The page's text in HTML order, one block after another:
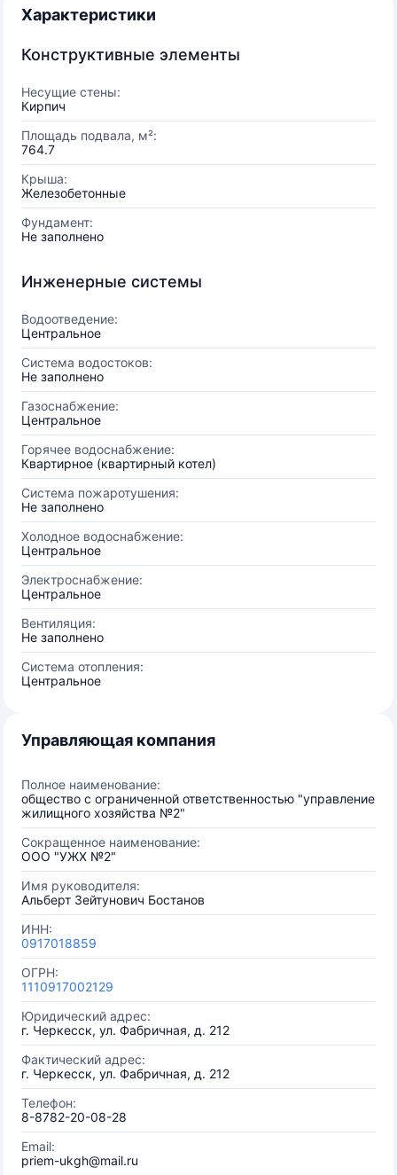
Характеристики
Конструктивные элементы
Несущие стены:
Кирпич
Площадь подвала, м²:
764.7
Крыша:
Железобетонные
Фундамент:
Не заполнено
Инженерные системы
Водоотведение:
Центральное
Система водостоков:
Не заполнено
Газоснабжение:
Центральное
Горячее водоснабжение:
Квартирное (квартирный котел)
Система пожаротушения:
Не заполнено
Холодное водоснабжение:
Центральное
Электроснабжение:
Центральное
Вентиляция:
Не заполнено
Система отопления:
Центральное
Управляющая компания
Полное наименование:
общество с ограниченной ответственностью "управление
жилищного хозяйства №2"
Сокращенное наименование:
ООО "УЖХ №2"
Имя руководителя:
Альберт Зейтунович Бостанов
ИНН:
0917018859
ОГРН:
1110917002129
Юридический адрес:
г. Черкесск, ул. Фабричная, д. 212
Фактический адрес:
г. Черкесск, ул. Фабричная, д. 212
Телефон:
8-8782-20-08-28
Email:
priem-ukgh@mail.ru